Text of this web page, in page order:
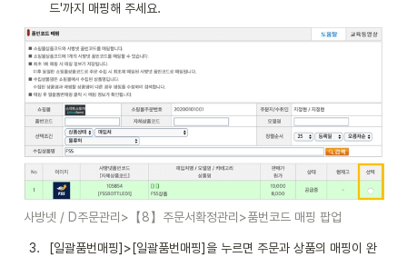
드'까지 매핑해 주세요.
사방넷 / D주문관리>【8】주문서확정관리>품번코드 매핑 팝업
3.
[일괄품번매핑]>[일괄품번매핑]을 누르면 주문과 상품의 매핑이 완